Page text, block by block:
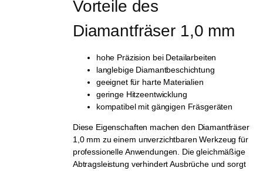
Vorteile des
Diamantfräser 1,0 mm
hohe Präzision bei Detailarbeiten
langlebige Diamantbeschichtung
geeignet für harte Materialien
geringe Hitzeentwicklung
kompatibel mit gängigen Fräsgeräten
Diese Eigenschaften machen den Diamantfräser
1,0 mm zu einem unverzichtbaren Werkzeug für
professionelle Anwendungen. Die gleichmäßige
Abtragsleistung verhindert Ausbrüche und sorgt